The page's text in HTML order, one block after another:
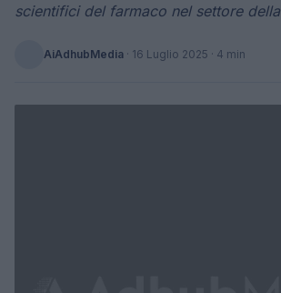
scientifici del farmaco nel settore
AiAdhubMedia · 16 Luglio 2025 · 4 min